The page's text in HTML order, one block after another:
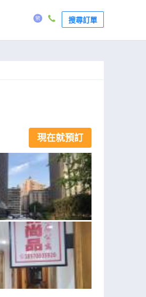
搜尋訂單
現在就預訂